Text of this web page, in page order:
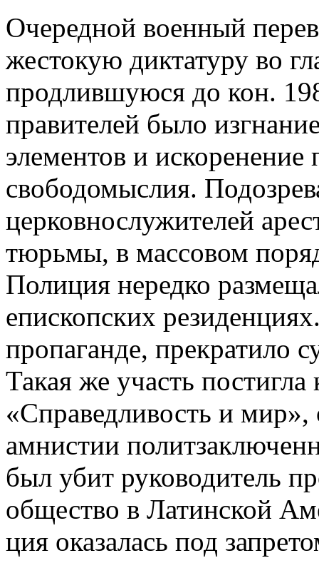
Очередной военный
жестокую диктатуру во
продлившуюся до кон.
правителей было
элементов и
свободомыслия.
церковнослужителей
тюрьмы, в массовом
Полиция нередко
епископских
пропаганде, прекратило
Такая же участь
«Справедливость и
амнистии
был убит руководитель
общество в Латинской
ция оказалась под